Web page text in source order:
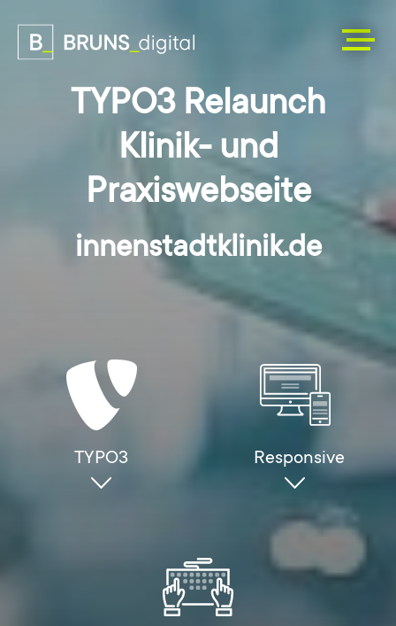
TYPO3 Relaunch
Klinik- und
Praxiswebseite
innenstadtklinik.de
TYPO3 Responsive